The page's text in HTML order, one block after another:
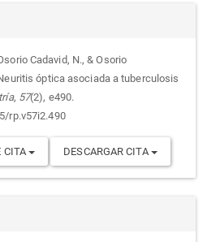
Cadavid, N., & Osorio
óptica asociada a tuberculosis
, 57(2), e490.
rp.v57i2.490
CITA DESCARGAR CITA